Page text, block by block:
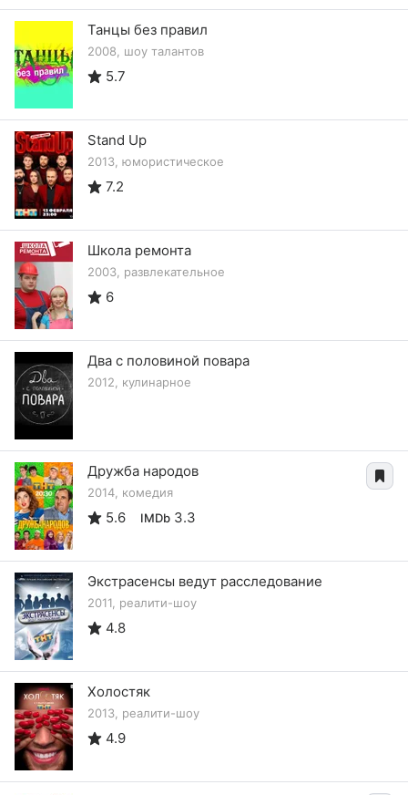
Танцы без правил
2008, шоу талантов
5.7
Stand Up
2013, юмористическое
7.2
Школа ремонта
2003, развлекательное
6
Два с половиной повара
2012, кулинарное
Дружба народов
2014, комедия
5.6 IMDb 3.3
Экстрасенсы ведут расследование
2011, реалити-шоу
4.8
Холостяк
2013, реалити-шоу
4.9